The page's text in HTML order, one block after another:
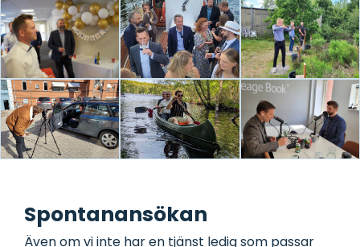
Spontanansökan
Även om vi inte har en tjänst ledig som passar